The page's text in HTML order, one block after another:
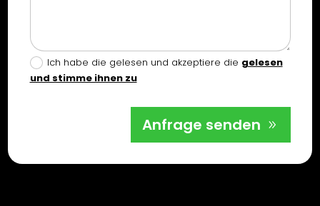
Ich habe die gelesen und akzeptiere die gelesen
und stimme ihnen zu
Anfrage senden